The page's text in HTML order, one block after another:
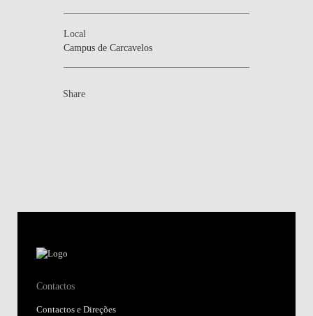
Local
Campus de Carcavelos
Share
Contactos
Contactos e Direções